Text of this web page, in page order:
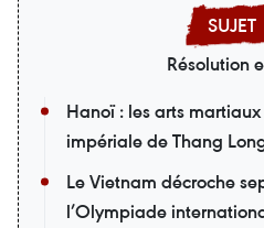
Résolution
Hanoï : les arts
impériale de Thang
Le Vietnam décroche
l’Olympiade